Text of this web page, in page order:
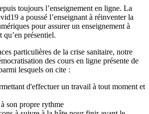
toujours l’enseignement en ligne. La
a poussé l’enseignant à réinventer la
pour assurer un enseignement à
qu’en présentiel.
particulières de la crise sanitaire, notre
des cours en ligne présente de
lesquels on cite :
d'effectuer un travail à tout moment et
son propre rythme